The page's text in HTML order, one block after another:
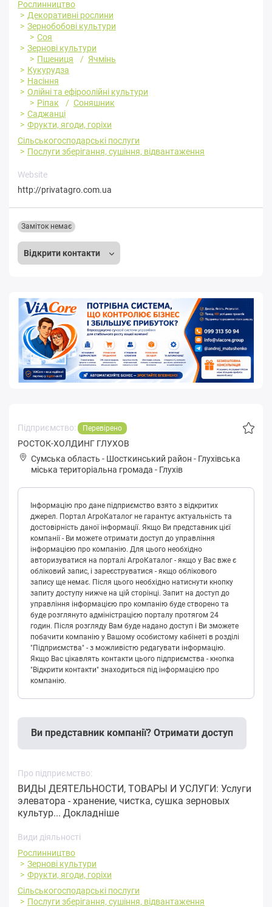
Рослинництво
Декоративні рослини
Зернобобові культури
Соя
Зернові культури
Пшениця
Ячмінь
Кукурудза
Насіння
Олійні та ефіроолійні культури
Ріпак
Соняшник
Саджанці
Фрукти, ягоди, горіхи
Сільськогосподарські послуги
Послуги зберігання, сушіння, відвантаження
Website
http://privatagro.com.ua
Відкрити контакти
Заміток немає
Підприємство: Перевірено
РОСТОК-ХОЛДИНГ ГЛУХОВ
Сумська область - Шосткинський район - Глухівськa
міська територіальна громада - Глухів
Інформацію про дане підприємство взято з відкритих
джерел. Портал АгроКаталог не гарантує актуальність та
достовірність даної інформації. Якщо Ви представник цієї
компанії - Ви можете отримати доступ до управління
інформацією про компанію. Для цього необхідно
авторизуватися на порталі АгроКаталог - якщо у Вас вже є
обліковий запис, і зареєструватися - якщо облікового
запису ще немає. Після цього необхідно натиснути кнопку
запиту доступу нижче на цій сторінці. Запит на доступ до
управління інформацією про компанію буде створено та
буде розглянуто адміністрацією порталу протягом 24
годин. Після розгляду Вам буде надано доступ і Ви зможете
побачити компанію у Вашому особистому кабінеті в розділі
"Підприємства" - з можливістю редагувати інформацію.
Якщо Вас цікавлять контакти цього підприємства - кнопка
"Відкрити контакти" знаходиться під інформацією про
компанію.
Ви представник компанії? Отримати доступ
Про підприємство:
ВИДЫ ДЕЯТЕЛЬНОСТИ, ТОВАРЫ И УСЛУГИ: Услуги
элеватора - хранение, чистка, сушка зерновых
культур... Докладніше
Види діяльності
Рослинництво
Зернові культури
Фрукти, ягоди, горіхи
Сільськогосподарські послуги
Послуги зберігання, сушіння, відвантаження